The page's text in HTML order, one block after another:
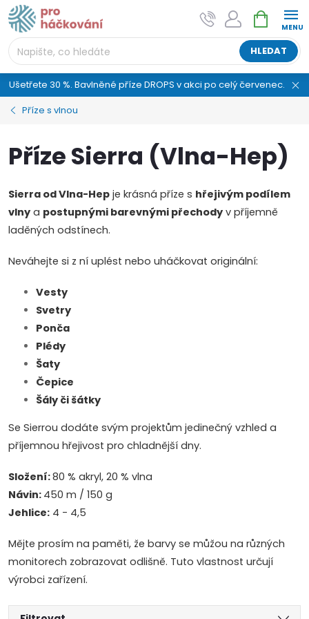
Přejít
na
obsah
HLEDAT
NÁKUPNÍ
KOŠÍK
Ušetřete 30 %. Bavlněné příze DROPS v akci po celý červenec.
Příze s vlnou
Příze Sierra (Vlna-Hep)
Sierra od Vlna-Hep je krásná příze s hřejivým podílem
vlny a postupnými barevnými přechody v příjemně
laděných odstínech.
Neváhejte si z ní uplést nebo uháčkovat originální:
Vesty
Svetry
Ponča
Plédy
Šaty
Čepice
Šály či šátky
Se Sierrou dodáte svým projektům jedinečný vzhled a
příjemnou hřejivost pro chladnější dny.
Složení:80 % akryl, 20 % vlna
Návin: 450 m / 150 g
Jehlice: 4 - 4,5
Mějte prosím na paměti, že barvy se můžou na různých
monitorech zobrazovat odlišně. Tuto vlastnost určují
výrobci zařízení.
AI asistent "pani Klubíčková" –
ProHackovani.cz
Jsme e-shop s více než osmiletou tradicí a máme pro
vás připraveno více než 25 tisíc produktů. Vše skladem,
připravené k odeslání.